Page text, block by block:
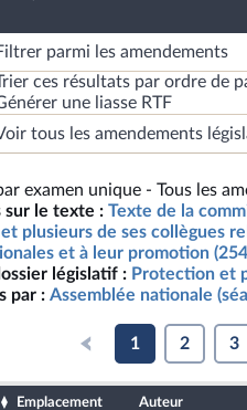
parmi les amendements
ces résultats par ordre de
une liasse RTF
tous les amendements
examen unique - Tous les
sur le texte : Texte de la
et plusieurs de ses collègues
et à leur promotion
législatif : Protection et
par : Assemblée nationale
1 2 3
Emplacement Auteur